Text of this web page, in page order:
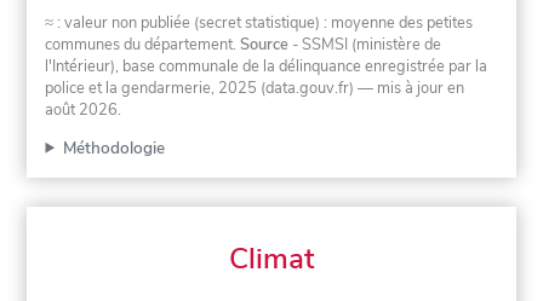
≈ : valeur non publiée (secret statistique) : moyenne des petites
communes du département.Source - SSMSI (ministère de
l'Intérieur), base communale de la délinquance enregistrée par la
police et la gendarmerie, 2025 (data.gouv.fr) — mis à jour en
août 2026.
Méthodologie
Climat